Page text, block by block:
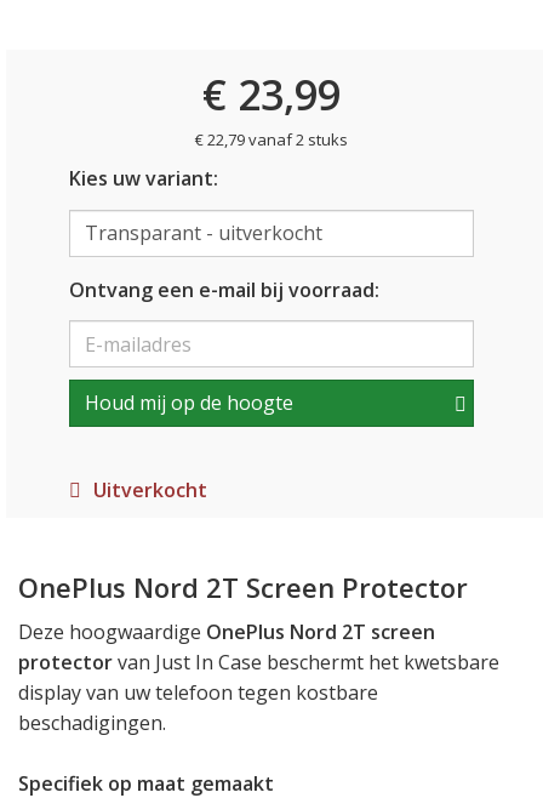
€ 23,99
€ 22,79 vanaf 2 stuks
Kies uw variant:
Ontvang een e-mail bij voorraad:
Houd mij op de hoogte
Uitverkocht
OnePlus Nord 2T Screen Protector
Deze hoogwaardige OnePlus Nord 2T screen
protectorvan Just In Case beschermt het kwetsbare
display van uw telefoon tegen kostbare
beschadigingen.
Specifiek op maat gemaakt